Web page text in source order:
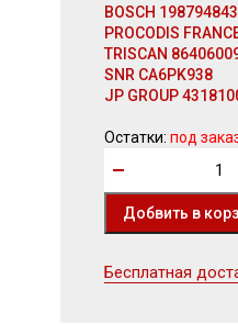
BOSCH
PROCODIS
TRISCAN
SNR CA6PK938
JP GROUP
Остатки: под
Бесплатная